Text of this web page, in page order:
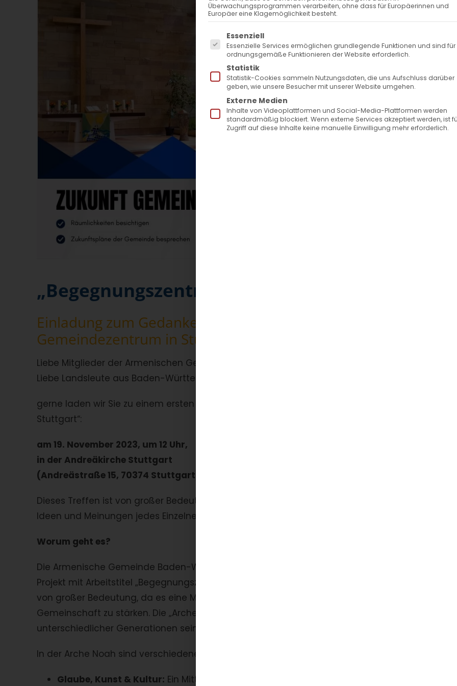
„Begegnungszentrum Arche Noah“
Einladung zum Gedankenaustausch zum Thema
Gemeindezentrum in Stuttgart
Liebe Mitglieder der Armenischen Gemeinde Baden-Württemberg e.V.,
Liebe Landsleute aus Baden-Württemberg,
gerne laden wir Sie zu einem ersten Treffen in Bezug auf das Projekt „Gemeindezentrum in
Stuttgart“:
am 19. November 2023, um 12 Uhr,
in der Andreäkirche Stuttgart
(Andreästraße 15, 70374 Stuttgart) ein.
Dieses Treffen ist von großer Bedeutung, da es um die Zukunft unserer Gemeinde geht und
Ideen und Meinungen jedes Einzelnen von Ihnen gefragt sind.
Worum geht es?
Die Armenische Gemeinde Baden-Württemberg e.V. hat sich seit vielen Jahren intensiv mit
Projekt mit Arbeitstitel „Begegnungszentrum Arche Noah“ auseinandergesetzt. Dieses Projekt ist
von großer Bedeutung, da es eine Möglichkeit bietet, verschiedene Angebote zu bündeln und
Gemeinschaft zu stärken. Die „Arche Noah“ soll ein Ort der Begegnung für Menschen
unterschiedlicher Generationen sein und Glaube, Bildung, Kultur sowie soziale Dienste fördern.
In der Arche Noah sind verschiedene Angebote geplant:
Glaube, Kunst & Kultur: Ein Mittelpunkt für die Armenische Gemeinde Baden-
Überwachungsprogrammen verarbeiten, ohne dass für Europäerinnen und
Europäer eine Klagemöglichkeit besteht.
Es folgt eine Liste der Service-Gruppen, für die eine
Essenziell
Essenzielle Services ermöglichen grundlegende Funktionen und sind
ordnungsgemäße Funktionieren der Website erforderlich.
Statistik
Statistik-Cookies sammeln Nutzungsdaten, die uns Aufschluss darüber
geben, wie unsere Besucher mit unserer Website umgehen.
Externe Medien
Inhalte von Videoplattformen und Social-Media-Plattformen werden
standardmäßig blockiert. Wenn externe Services akzeptiert werden, ist
Zugriff auf diese Inhalte keine manuelle Einwilligung mehr erforderlich.